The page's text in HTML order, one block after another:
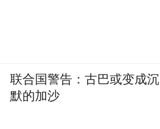
联合国警告：古巴或变成沉
默的加沙